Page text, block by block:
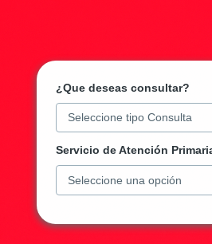
¿Que deseas consultar?
Servicio de Atención